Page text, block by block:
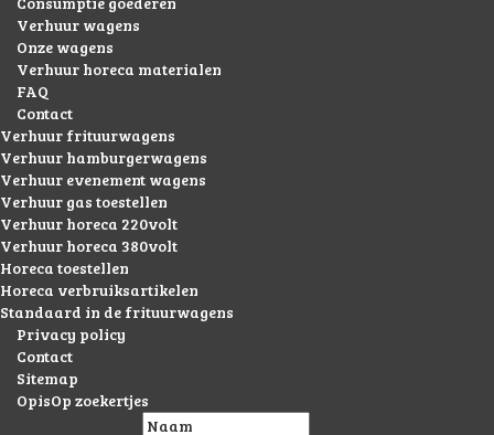
Verhuur wagens
Onze wagens
Verhuur horeca materialen
FAQ
Contact
Verhuur frituurwagens
Verhuur hamburgerwagens
Verhuur evenement wagens
Verhuur gas toestellen
Verhuur horeca 220volt
Verhuur horeca 380volt
Horeca toestellen
Horeca verbruiksartikelen
Standaard in de frituurwagens
Privacy policy
Contact
Sitemap
OpisOp zoekertjes